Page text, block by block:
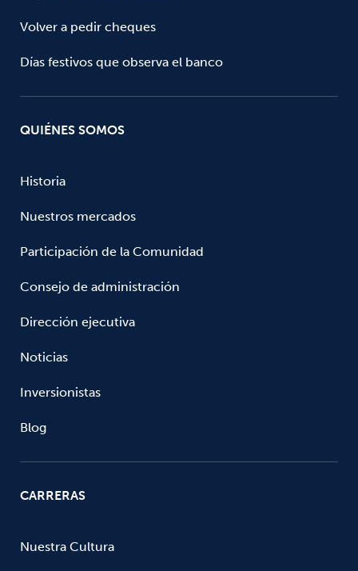
Volver a pedir cheques
Días festivos que observa el banco
QUIÉNES SOMOS
Historia
Nuestros mercados
Participación de la Comunidad
Consejo de administración
Dirección ejecutiva
Noticias
Inversionistas
Blog
CARRERAS
Nuestra Cultura